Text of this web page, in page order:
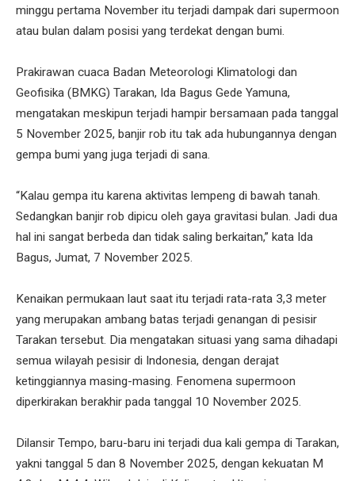
minggu pertama November itu terjadi dampak dari supermoon
atau bulan dalam posisi yang terdekat dengan bumi.
Prakirawan cuaca Badan Meteorologi Klimatologi dan
Geofisika (BMKG) Tarakan, Ida Bagus Gede Yamuna,
mengatakan meskipun terjadi hampir bersamaan pada tanggal
5 November 2025, banjir rob itu tak ada hubungannya dengan
gempa bumi yang juga terjadi di sana.
“Kalau gempa itu karena aktivitas lempeng di bawah tanah.
Sedangkan banjir rob dipicu oleh gaya gravitasi bulan. Jadi dua
hal ini sangat berbeda dan tidak saling berkaitan,” kata Ida
Bagus, Jumat, 7 November 2025.
Kenaikan permukaan laut saat itu terjadi rata-rata 3,3 meter
yang merupakan ambang batas terjadi genangan di pesisir
Tarakan tersebut. Dia mengatakan situasi yang sama dihadapi
semua wilayah pesisir di Indonesia, dengan derajat
ketinggiannya masing-masing. Fenomena supermoon
diperkirakan berakhir pada tanggal 10 November 2025.
Dilansir Tempo, baru-baru ini terjadi dua kali gempa di Tarakan,
yakni tanggal 5 dan 8 November 2025, dengan kekuatan M